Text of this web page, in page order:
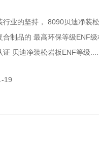
迪净装松岩门、松岩板产品 近
级权威认证 贝迪净装松
岩门ENF等级认证 贝迪净装松岩板ENF等级......
19